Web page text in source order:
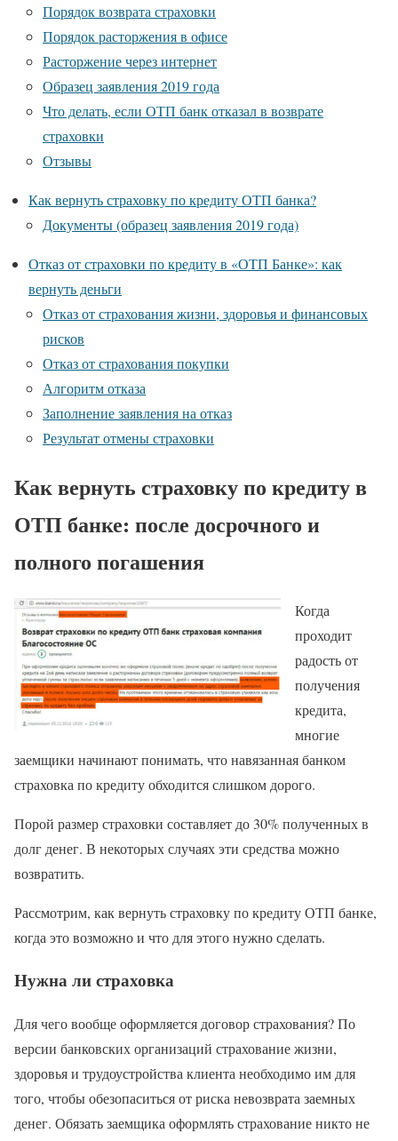
Порядок возврата страховки
Порядок расторжения в офисе
Расторжение через интернет
Образец заявления 2019 года
Что делать, если ОТП банк отказал в возврате
страховки
Отзывы
Как вернуть страховку по кредиту ОТП банка?
Документы (образец заявления 2019 года)
Отказ от страховки по кредиту в «ОТП Банке»: как
вернуть деньги
Отказ от страхования жизни, здоровья и финансовых
рисков
Отказ от страхования покупки
Алгоритм отказа
Заполнение заявления на отказ
Результат отмены страховки
Как вернуть страховку по кредиту в
ОТП банке: после досрочного и
полного погашения
Когда
проходит
радость от
получения
кредита,
многие
заемщики начинают понимать, что навязанная банком
страховка по кредиту обходится слишком дорого.
Порой размер страховки составляет до 30% полученных в
долг денег. В некоторых случаях эти средства можно
возвратить.
Рассмотрим, как вернуть страховку по кредиту ОТП банке,
когда это возможно и что для этого нужно сделать.
Нужна ли страховка
Для чего вообще оформляется договор страхования? По
версии банковских организаций страхование жизни,
здоровья и трудоустройства клиента необходимо им для
того, чтобы обезопаситься от риска невозврата заемных
денег. Обязать заемщика оформлять страхование никто не